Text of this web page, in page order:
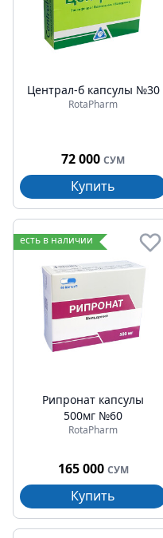
Централ-б капсулы №30
RotaPharm
72 000 СУМ
Купить
есть в наличии
Рипронат капсулы
500мг №60
RotaPharm
165 000 СУМ
Купить